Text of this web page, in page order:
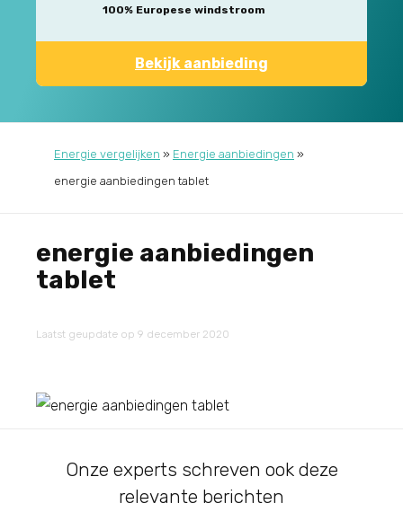
100% Europese windstroom
Bekijk aanbieding
Energie vergelijken » Energie aanbiedingen »
energie aanbiedingen tablet
energie aanbiedingen
tablet
Laatst geupdate op 9 december 2020
Onze experts schreven ook deze
relevante berichten